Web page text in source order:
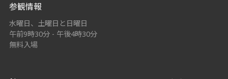
参観情報
水曜日、土曜日と日曜日
午前9時30分 - 午後4時30分
無料入場